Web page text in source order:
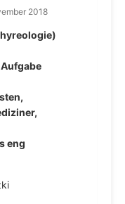
2018
eng